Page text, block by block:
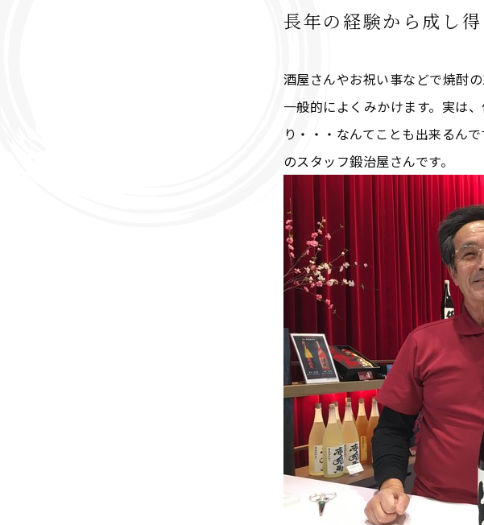
長年の経験から成し得
酒屋さんやお祝い事などで焼酎
一般的によくみかけます。実は
り・・・なんてことも出来るん
のスタッフ鍛治屋さんです。